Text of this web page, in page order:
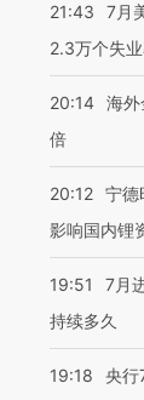
21:43
7月
2.3万个失
20:14 海
倍
20:12 宁德
影响国内锂
19:51
7月
持续多久
19:18
央行